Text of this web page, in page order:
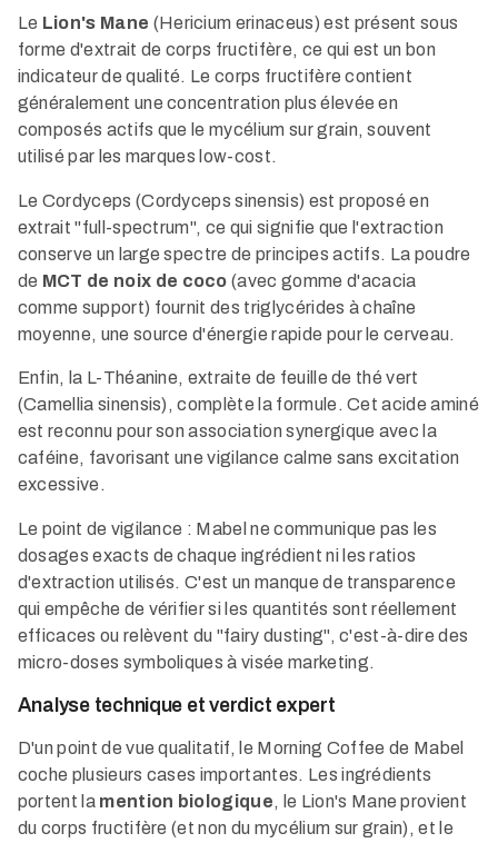
Le Lion's Mane (Hericium erinaceus) est présent sous
forme d'extrait de corps fructifère, ce qui est un bon
indicateur de qualité. Le corps fructifère contient
généralement une concentration plus élevée en
composés actifs que le mycélium sur grain, souvent
utilisé par les marques low-cost.
Le Cordyceps (Cordyceps sinensis) est proposé en
extrait "full-spectrum", ce qui signifie que l'extraction
conserve un large spectre de principes actifs. La poudre
de MCT de noix de coco (avec gomme d'acacia
comme support) fournit des triglycérides à chaîne
moyenne, une source d'énergie rapide pour le cerveau.
Enfin, la L-Théanine, extraite de feuille de thé vert
(Camellia sinensis), complète la formule. Cet acide aminé
est reconnu pour son association synergique avec la
caféine, favorisant une vigilance calme sans excitation
excessive.
Le point de vigilance : Mabel ne communique pas les
dosages exacts de chaque ingrédient ni les ratios
d'extraction utilisés. C'est un manque de transparence
qui empêche de vérifier si les quantités sont réellement
efficaces ou relèvent du "fairy dusting", c'est-à-dire des
micro-doses symboliques à visée marketing.
Analyse technique et verdict expert
D'un point de vue qualitatif, le Morning Coffee de Mabel
coche plusieurs cases importantes. Les ingrédients
portent la mention biologique, le Lion's Mane provient
du corps fructifère (et non du mycélium sur grain), et le